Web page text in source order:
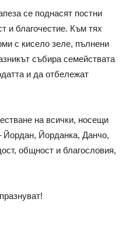
се поднасят постни
и благочестие. Към тях
с кисело зеле, пълнени
събира семействата
и да отбележат
на всички, носещи
Йордан, Йорданка, Данчо,
общност и благословия,